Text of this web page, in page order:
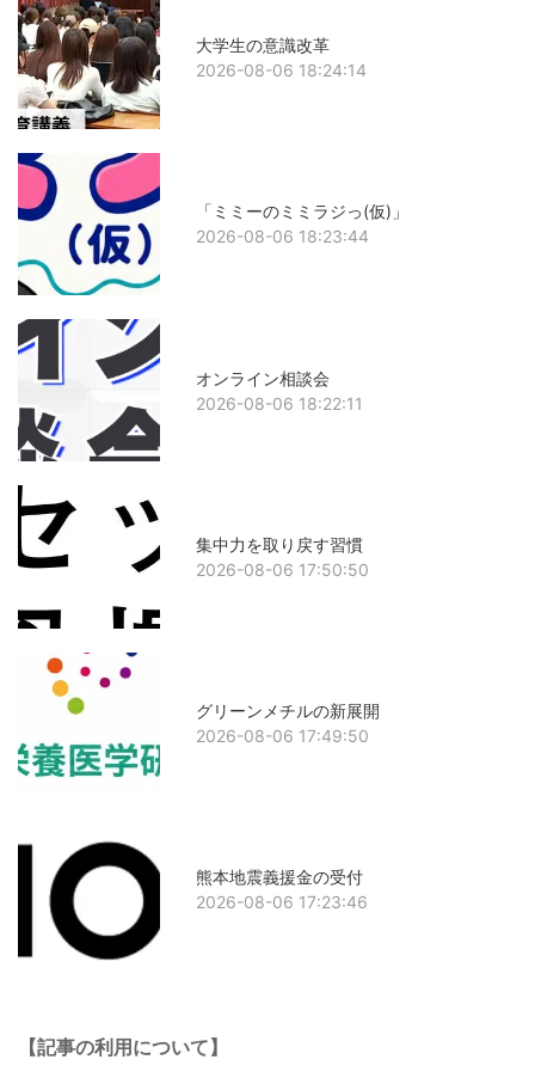
大学生の意識改革
2026-08-06 18:24:14
「ミミーのミミラジっ(仮)」
2026-08-06 18:23:44
オンライン相談会
2026-08-06 18:22:11
集中力を取り戻す習慣
2026-08-06 17:50:50
グリーンメチルの新展開
2026-08-06 17:49:50
熊本地震義援金の受付
2026-08-06 17:23:46
【記事の利用について】